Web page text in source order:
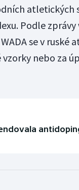
atletických
Podle
se v ruské
nebo za